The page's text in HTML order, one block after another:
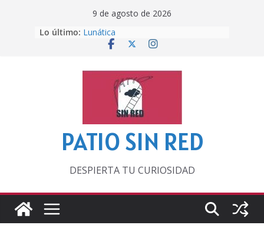
9 de agosto de 2026
Lo último: Lunática
Pero, hasta entonces…
‘La broma infinita’ de recomendar
lecturas veraniegas
Otra del Mundial
PATIO SIN RED
DESPIERTA TU CURIOSIDAD